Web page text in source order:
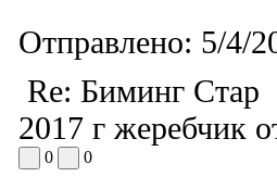
Отправлено: 5/4/
Re: Биминг Стар
2017 г жеребчик
0 0